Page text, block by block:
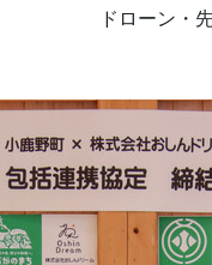
ドローン・